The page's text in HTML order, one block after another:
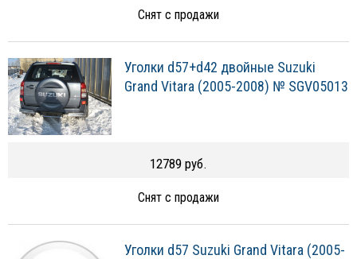
Снят с продажи
Уголки d57+d42 двойные Suzuki
Grand Vitara (2005-2008) № SGV05013
12789 руб.
Снят с продажи
Уголки d57 Suzuki Grand Vitara (2005-